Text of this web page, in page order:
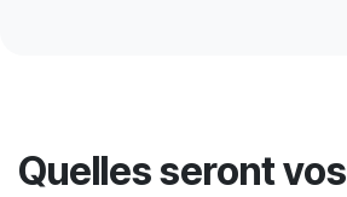
Quelles seront vos